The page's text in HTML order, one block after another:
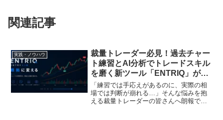
関連記事
実践・ノウハウ
裁量トレーダー必見！過去チャー
ト練習とAI分析でトレードスキル
を磨く新ツール「ENTRIQ」が登
場！
「練習では手応えがあるのに、実際の相
場では判断が崩れる…」そんな悩みを抱
える裁量トレーダーの皆さんへ朗報で